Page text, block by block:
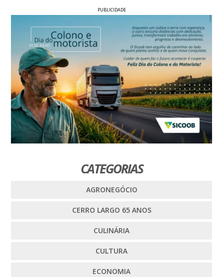
PUBLICIDADE
CATEGORIAS
AGRONEGÓCIO
CERRO LARGO 65 ANOS
CULINÁRIA
CULTURA
ECONOMIA